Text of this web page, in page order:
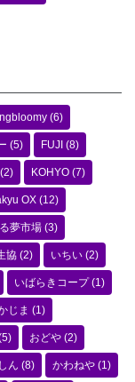
(6)
(5) FUJI (8)
(2) KOHYO (7)
OX (12)
夢市場 (3)
協 (2) いちい (2)
いばらきコープ(1)
じま (1)
おどや (2)
ん (8) かわねや (1)